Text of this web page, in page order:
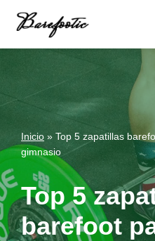
contenido
Inicio » Top 5 zapatillas
gimnasio
Top 5
barefoot